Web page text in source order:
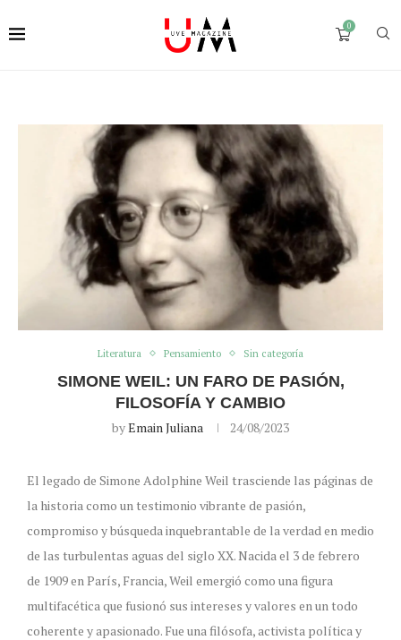
0
Literatura Pensamiento Sin categoría
SIMONE WEIL: UN FARO DE PASIÓN,
FILOSOFÍA Y CAMBIO
byEmain Juliana 24/08/2023
El legado de Simone Adolphine Weil trasciende las páginas de
la historia como un testimonio vibrante de pasión,
compromiso y búsqueda inquebrantable de la verdad en medio
de las turbulentas aguas del siglo XX. Nacida el 3 de febrero
de 1909 en París, Francia, Weil emergió como una figura
multifacética que fusionó sus intereses y valores en un todo
coherente y apasionado. Fue una filósofa, activista política y